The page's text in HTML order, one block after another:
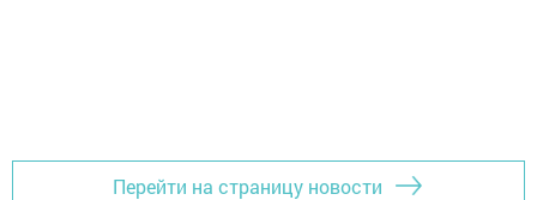
Перейти на страницу новости